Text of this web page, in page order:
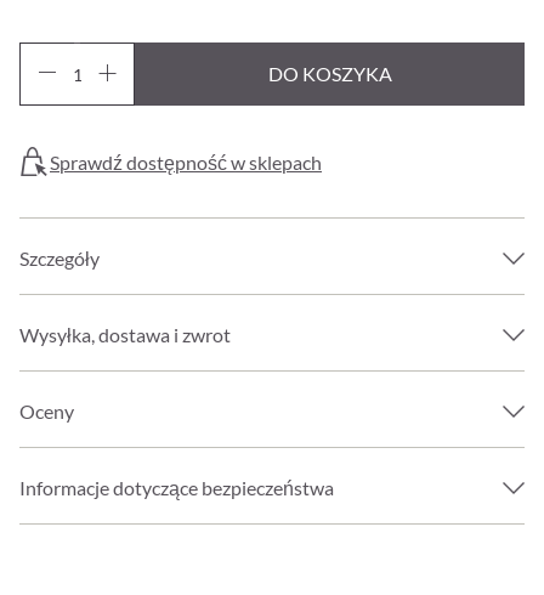
DO KOSZYKA
Sprawdź dostępność w sklepach
Szczegóły
Wysyłka, dostawa i zwrot
Oceny
Informacje dotyczące bezpieczeństwa